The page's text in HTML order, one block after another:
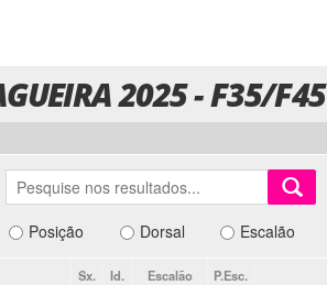
2025 - F35/F45
Posição Dorsal Escalão
Sx. Id. Escalão P.Esc.